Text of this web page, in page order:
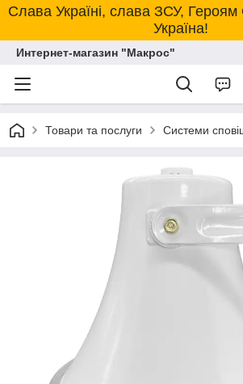
Слава Україні, слава ЗСУ,
Україна!
Интернет-магазин "Макрос"
Товари та послуги Системи